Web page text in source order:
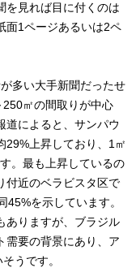
を見れば目に付くのは
面1ページあるいは2ペ
多い大手新聞だったせ
250㎡の間取りが中心
道によると、サンパウ
29%上昇しており、 1㎡
。最も上昇しているの
付近のベラビスタ区で
45%を示しています。
ありますが、ブラジル
需要の背景にあり、ア
うです。